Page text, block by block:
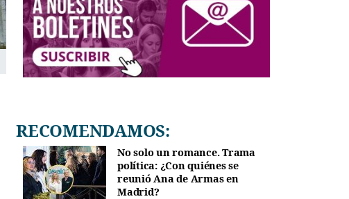
RECOMENDAMOS:
No solo un romance. Trama
política: ¿Con quiénes se
reunió Ana de Armas en
Madrid?